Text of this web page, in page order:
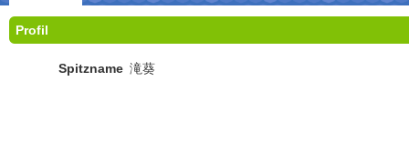
Profil
Spitzname 滝葵